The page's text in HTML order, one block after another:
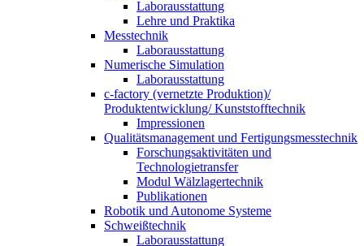
Laborausstattung
Lehre und Praktika
Messtechnik
Laborausstattung
Numerische Simulation
Laborausstattung
c-factory (vernetzte Produktion)/
Produktentwicklung/ Kunststofftechnik
Impressionen
Qualitätsmanagement und Fertigungsmesstechnik
Forschungsaktivitäten und
Technologietransfer
Modul Wälzlagertechnik
Publikationen
Robotik und Autonome Systeme
Schweißtechnik
Laborausstattung